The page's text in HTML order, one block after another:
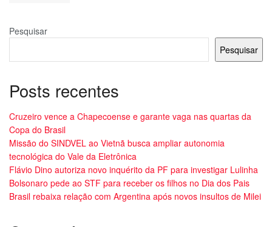
Pesquisar
Pesquisar
Posts recentes
Cruzeiro vence a Chapecoense e garante vaga nas quartas da
Copa do Brasil
Missão do SINDVEL ao Vietnã busca ampliar autonomia
tecnológica do Vale da Eletrônica
Flávio Dino autoriza novo inquérito da PF para investigar Lulinha
Bolsonaro pede ao STF para receber os filhos no Dia dos Pais
Brasil rebaixa relação com Argentina após novos insultos de Milei